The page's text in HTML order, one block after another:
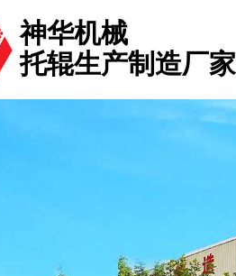
神华机械
托辊生产制造厂家